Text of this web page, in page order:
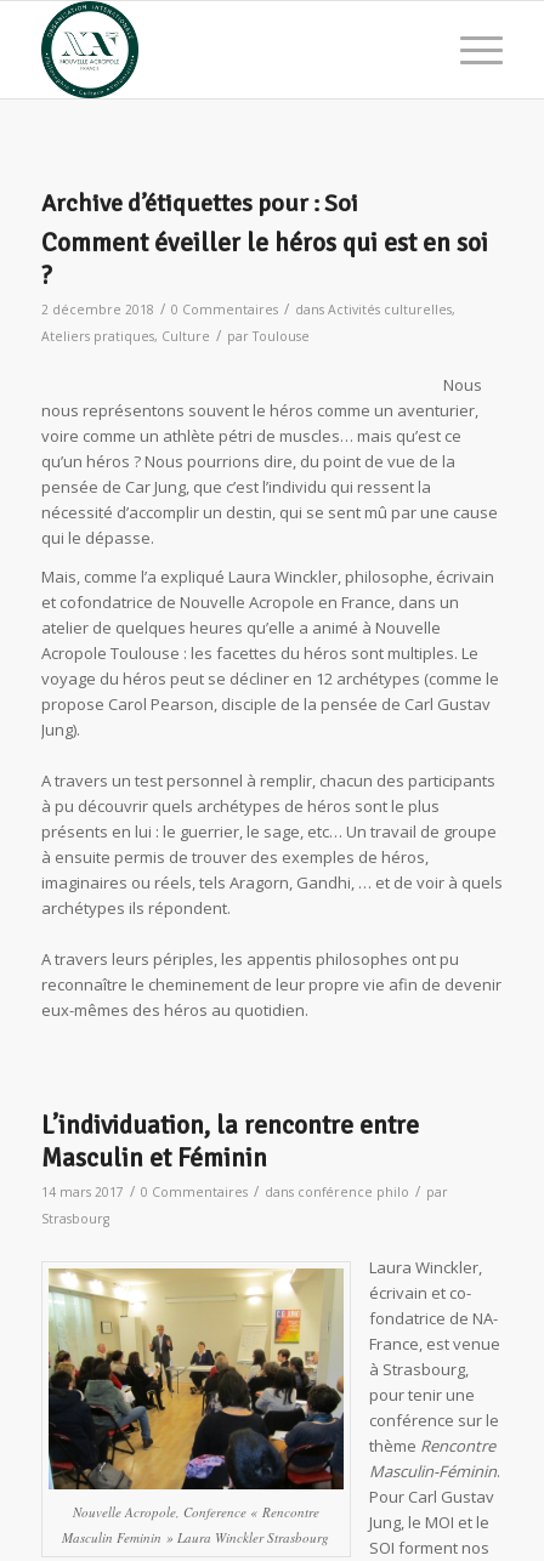
Archive d’étiquettes pour :Soi
Comment éveiller le héros qui est en soi
?
2 décembre 2018 / 0 Commentaires / dans Activités culturelles,
Ateliers pratiques, Culture / parToulouse
Nous
nous représentons souvent le héros comme un aventurier,
voire comme un athlète pétri de muscles… mais qu’est ce
qu’un héros ? Nous pourrions dire, du point de vue de la
pensée de Car Jung, que c’est l’individu qui ressent la
nécessité d’accomplir un destin, qui se sent mû par une cause
qui le dépasse.
Mais, comme l’a expliqué Laura Winckler, philosophe, écrivain
et cofondatrice de Nouvelle Acropole en France, dans un
atelier de quelques heures qu’elle a animé à Nouvelle
Acropole Toulouse : les facettes du héros sont multiples. Le
voyage du héros peut se décliner en 12 archétypes (comme le
propose Carol Pearson, disciple de la pensée de Carl Gustav
Jung).
A travers un test personnel à remplir, chacun des participants
à pu découvrir quels archétypes de héros sont le plus
présents en lui : le guerrier, le sage, etc… Un travail de groupe
à ensuite permis de trouver des exemples de héros,
imaginaires ou réels, tels Aragorn, Gandhi, … et de voir à quels
archétypes ils répondent.
A travers leurs périples, les appentis philosophes ont pu
reconnaître le cheminement de leur propre vie afin de devenir
eux-mêmes des héros au quotidien.
L’individuation, la rencontre entre
Masculin et Féminin
14 mars 2017 / 0 Commentaires / dans conférence philo / par
Strasbourg
Nouvelle Acropole, Conference « Rencontre
Masculin Feminin » Laura Winckler Strasbourg
Laura Winckler,
écrivain et co-
fondatrice de NA-
France, est venue
à Strasbourg,
pour tenir une
conférence sur le
thème Rencontre
Masculin-Féminin.
Pour Carl Gustav
Jung, le MOI et le
SOI forment nos